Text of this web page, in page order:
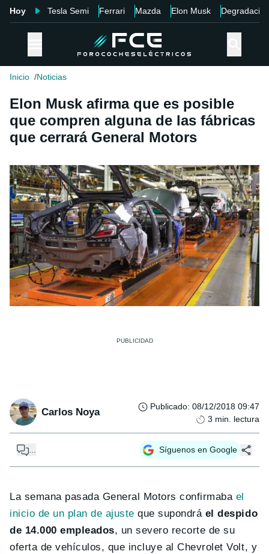
Hoy Tesla Semi Ferrari Mazda Elon Musk Degradación
Inicio Noticias
Elon Musk afirma que es posible
que compren alguna de las fábricas
que cerrará General Motors
Carlos Noya Publicado: 08/12/2018 09:47
3 min. lectura
Síguenos en Google
La semana pasada General Motors confirmabael
inicio de un plan de ajuste que supondrá el despido
de 14.000 empleados, un severo recorte de su
oferta de vehículos, que incluye al Chevrolet Volt, y